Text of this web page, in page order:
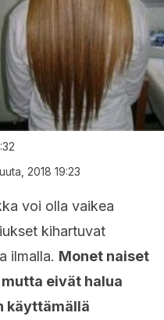
2018 19:23
voi olla vaikea
kihartuvat
ilmalla. Monet naiset
eivät halua
käyttämällä